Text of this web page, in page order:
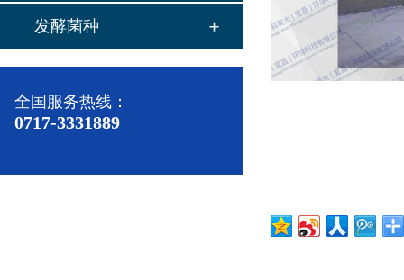
发酵菌种
全国服务热线：
0717-3331889